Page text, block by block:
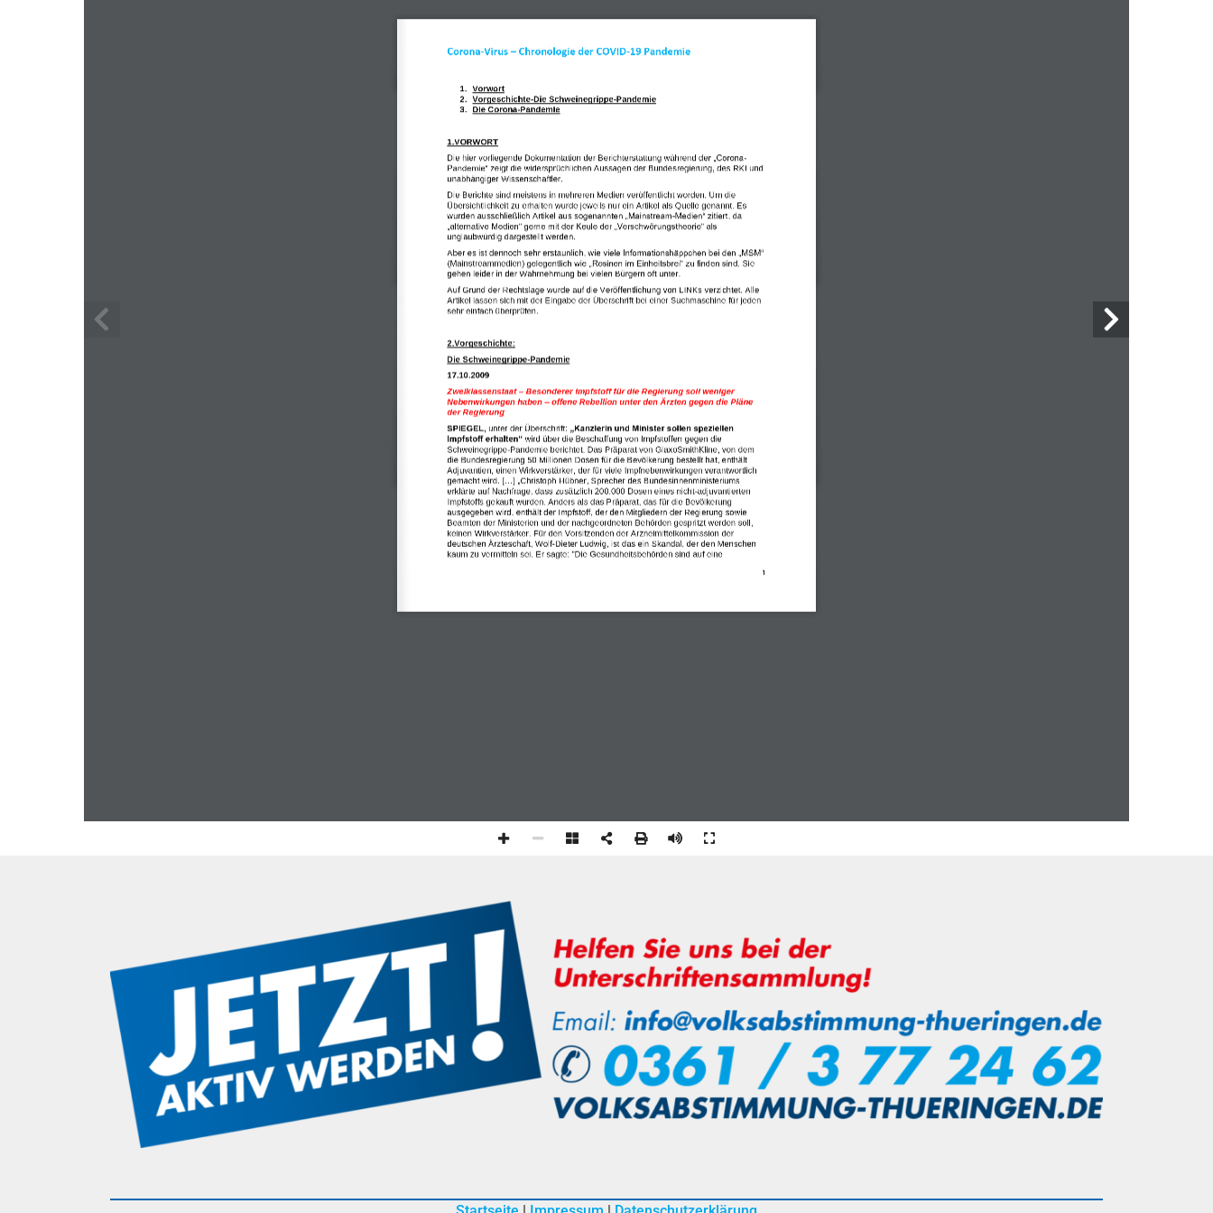
Corona-Virus – Chronologie der COVID-19 Pandemie
1
1. Vorwort
2. Vorgeschichte-Die Schweinegrippe-Pandemie
3.
Die Corona-Pandemie
1. VORWORT
Die hier vorliegende Dokumentation der Berichterstattung während der „Corona-
Pandemie“ zeigt die widersprüchlichen Aussagen der Bundesregierung, des RKI und
unabhängiger Wissenschaftler
Die Berichte sind meistens in mehreren Medien veröffentlicht worden. Um die
Übersichtlichkeit zu erhalten wurde jeweils nur ein Artikel als Quelle genannt. Es
wurden ausschließlich Artikel aus sogenannten „Mainstream-Medien“ zitiert , da
„alternative Medien“ gerne mit der Keule der „Verschwörungstheorie“ als
unglaubwürdig dargestellt werden.
Aber es ist dennoch sehr erstaunlich, wie viele Informationshäppchen bei den „MSM“
(Mainstreammedien) gelegentlich wie „Rosinen im Einheitsbrei“ zu finden sind. Sie
gehen leider in der Wahrnehmung bei vielen Bürgern oft unter.
Auf Grund der Rechtslage wurde auf die Veröffentlichung von LINKs verzichtet. Alle
Artikel lassen sich mit der Eingabe der Überschrift bei einer Suchmaschine für jeden
sehr einfach überprüfen.
2.Vorgeschichte:
Die Schweinegrippe-Pandemie
17.10.2009
Zweiklassenstaat – Besonderer Impfstoff für die Regierung soll weniger
Nebenwirkungen haben – offene Rebellion unter den Ärzten gegen die Pläne
der Regierung
SPIEGEL, unter der Überschrift: „Kanzlerin und Minister sollen speziellen
Impfstoff erhalten“ wird über die Beschaffung von Impfstoffen gegen die
Schweinegrippe-Pandemie berichtet. Das Präparat von GlaxoSmithKline, von dem
die Bundesregierung 50 Millionen Dosen für die Bevölkerung bestellt hat, enthält
Adjuvantien, einen Wirkverstärker, der für viele Impfnebenwirkungen verantwortlich
gemacht wird. [...] „Christoph Hübner, Sprecher des Bundesinnenministeriums
erklärte auf Nachfrage, dass zusätzlich 200.000 Dosen eines nicht-adjuvantierten
Impfstoffs gekauft wurden. Anders als das Präparat, das für die Bevölkerung
ausgegeben wird, enthält der Impfstoff, der den Mitgliedern der Regierung sowie
Beamten der Ministerien und der nachgeordneten Behörden gespritzt werden soll,
keinen Wirkverstärker. Für den Vorsitzenden der Arzneimittelkommission der
deutschen Ärzteschaft, Wolf-Dieter Ludwig, ist das ein Skandal, der den Menschen
kaum zu vermitteln sei. Er sagte: "Die Gesundheitsbehörden sind auf eine